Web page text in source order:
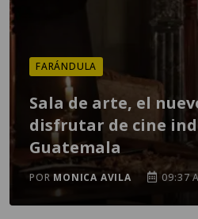
FARÁNDULA
Sala de arte, el
disfrutar de cine
Guatemala
POR MONICA AVILA 09:37